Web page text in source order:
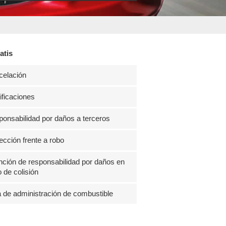
por daños a terceros
frente a robo
de responsabilidad por daños en
de colisión
de administración de combustible